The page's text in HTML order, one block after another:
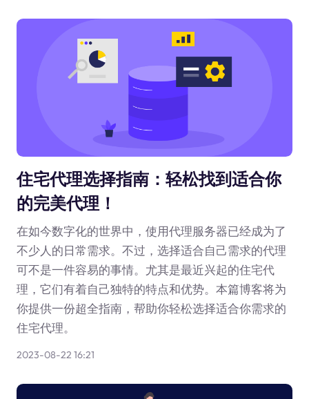
住宅代理选择指南：轻松找到适合你
的完美代理！
在如今数字化的世界中，使用代理服务器已经成为了
不少人的日常需求。不过，选择适合自己需求的代理
可不是一件容易的事情。尤其是最近兴起的住宅代
理，它们有着自己独特的特点和优势。本篇博客将为
你提供一份超全指南，帮助你轻松选择适合你需求的
住宅代理。
2023-08-22 16:21